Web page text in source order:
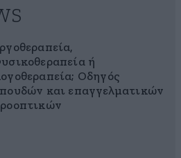
ή
Οδηγός
και επαγγελματικών